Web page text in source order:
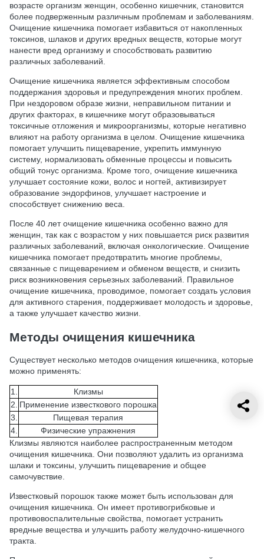
возрасте организм женщин, особенно кишечник, становится
более подверженным различным проблемам и заболеваниям.
Очищение кишечника помогает избавиться от накопленных
токсинов, шлаков и других вредных веществ, которые могут
нанести вред организму и способствовать развитию
различных заболеваний.
Очищение кишечника является эффективным способом
поддержания здоровья и предупреждения многих проблем.
При нездоровом образе жизни, неправильном питании и
других факторах, в кишечнике могут образовываться
токсичные отложения и микроорганизмы, которые негативно
влияют на работу организма в целом. Очищение кишечника
помогает улучшить пищеварение, укрепить иммунную
систему, нормализовать обменные процессы и повысить
общий тонус организма. Кроме того, очищение кишечника
улучшает состояние кожи, волос и ногтей, активизирует
образование эндорфинов, улучшает настроение и
способствует снижению веса.
После 40 лет очищение кишечника особенно важно для
женщин, так как с возрастом у них повышается риск развития
различных заболеваний, включая онкологические. Очищение
кишечника помогает предотвратить многие проблемы,
связанные с пищеварением и обменом веществ, и снизить
риск возникновения серьезных заболеваний. Правильное
очищение кишечника, проводимое, помогает создать условия
для активного старения, поддерживает молодость и здоровье,
а также улучшает качество жизни.
Методы очищения кишечника
Существует несколько методов очищения кишечника, которые
можно применять:
1.
Клизмы
2. Применение известкового порошка
3.
Пищевая терапия
4.
Физические упражнения
Клизмы являются наиболее распространенным методом
очищения кишечника. Они позволяют удалить из организма
шлаки и токсины, улучшить пищеварение и общее
самочувствие.
Известковый порошок также может быть использован для
очищения кишечника. Он имеет противогрибковые и
противовоспалительные свойства, помогает устранить
вредные вещества и улучшить работу желудочно-кишечного
тракта.